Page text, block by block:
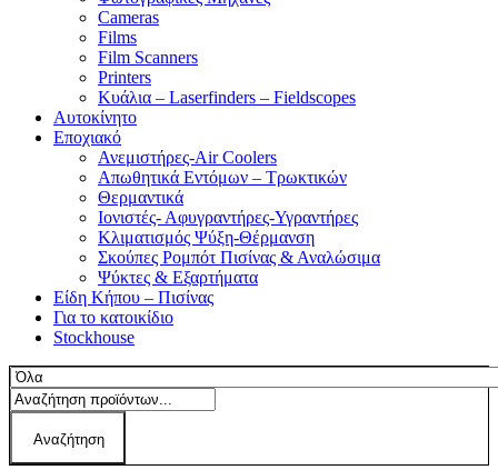
Cameras
Films
Film Scanners
Printers
Κυάλια – Laserfinders – Fieldscopes
Αυτοκίνητο
Εποχιακό
Ανεμιστήρες-Air Coolers
Απωθητικά Εντόμων – Τρωκτικών
Θερμαντικά
Ιονιστές- Αφυγραντήρες-Υγραντήρες
Κλιματισμός Ψύξη-Θέρμανση
Σκούπες Ρομπότ Πισίνας & Αναλώσιμα
Ψύκτες & Εξαρτήματα
Είδη Κήπου – Πισίνας
Για το κατοικίδιο
Stockhouse
Αναζήτηση